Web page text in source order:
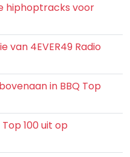
hiphoptracks voor
van 4EVER49 Radio
in BBQ Top
100 uit op